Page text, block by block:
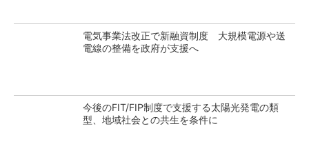
電気事業法改正で新融資制度 大規模電源や送
電線の整備を政府が支援へ
今後のFIT/FIP制度で支援する太陽光発電の類
型、地域社会との共生を条件に